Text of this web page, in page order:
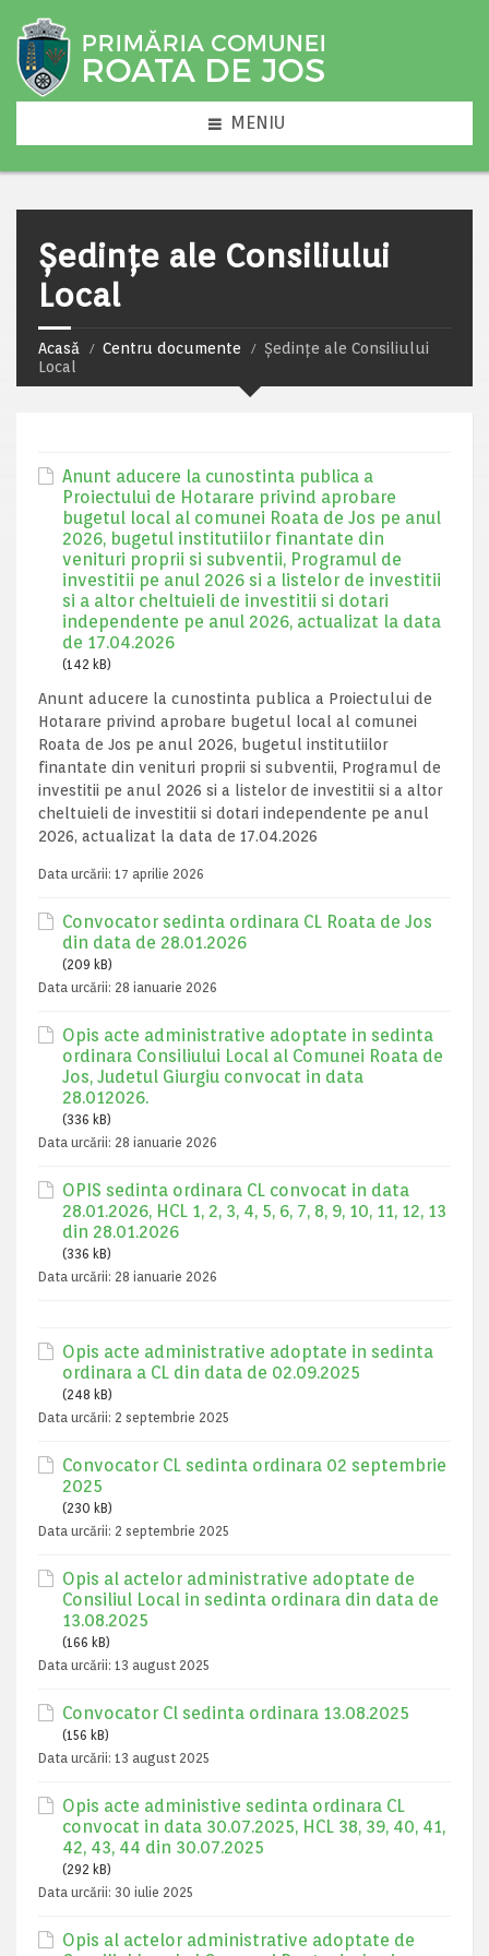
MENIU
Ședințe ale Consiliului
Local
Acasă Centru documente
Ședințe ale Consiliului
Local
Anunt aducere la cunostinta publica a
Proiectului de Hotarare privind aprobare
bugetul local al comunei Roata de Jos pe anul
2026, bugetul institutiilor finantate din
venituri proprii si subventii, Programul de
investitii pe anul 2026 si a listelor de investitii
si a altor cheltuieli de investitii si dotari
independente pe anul 2026, actualizat la data
de 17.04.2026
(142 kB)
Anunt aducere la cunostinta publica a Proiectului de
Hotarare privind aprobare bugetul local al comunei
Roata de Jos pe anul 2026, bugetul institutiilor
finantate din venituri proprii si subventii, Programul de
investitii pe anul 2026 si a listelor de investitii si a altor
cheltuieli de investitii si dotari independente pe anul
2026, actualizat la data de 17.04.2026
Data urcării: 17 aprilie 2026
Convocator sedinta ordinara CL Roata de Jos
din data de 28.01.2026
(209 kB)
Data urcării: 28 ianuarie 2026
Opis acte administrative adoptate in sedinta
ordinara Consiliului Local al Comunei Roata de
Jos, Judetul Giurgiu convocat in data
28.012026.
(336 kB)
Data urcării: 28 ianuarie 2026
OPIS sedinta ordinara CL convocat in data
28.01.2026, HCL 1, 2, 3, 4, 5, 6, 7, 8, 9, 10, 11, 12, 13
din 28.01.2026
(336 kB)
Data urcării: 28 ianuarie 2026
Opis acte administrative adoptate in sedinta
ordinara a CL din data de 02.09.2025
(248 kB)
Data urcării: 2 septembrie 2025
Convocator CL sedinta ordinara 02 septembrie
2025
(230 kB)
Data urcării: 2 septembrie 2025
Opis al actelor administrative adoptate de
Consiliul Local in sedinta ordinara din data de
13.08.2025
(166 kB)
Data urcării: 13 august 2025
Convocator Cl sedinta ordinara 13.08.2025
(156 kB)
Data urcării: 13 august 2025
Opis acte administive sedinta ordinara CL
convocat in data 30.07.2025, HCL 38, 39, 40, 41,
42, 43, 44 din 30.07.2025
(292 kB)
Data urcării: 30 iulie 2025
Opis al actelor administrative adoptate de